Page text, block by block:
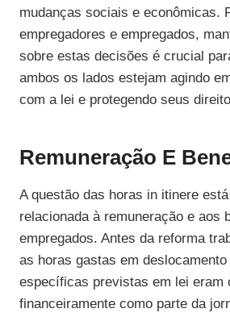
mudanças sociais e econômicas.
empregadores e empregados,
sobre estas decisões é crucial
ambos os lados estejam agindo
com a lei e protegendo seus
Remuneração E
A questão das horas in itinere
relacionada à remuneração e aos
empregados. Antes da reforma
as horas gastas em
específicas previstas em lei eram
financeiramente como parte da